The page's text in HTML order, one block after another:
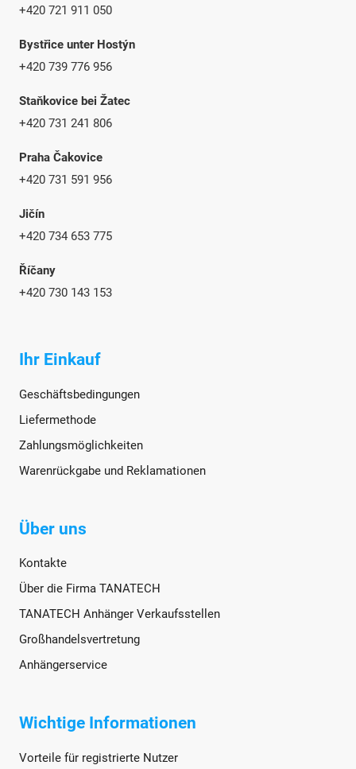
+420 721 911 050
Bystřice unter Hostýn
+420 739 776 956
Staňkovice bei Žatec
+420 731 241 806
Praha Čakovice
+420 731 591 956
Jičín
+420 734 653 775
Říčany
+420 730 143 153
Ihr Einkauf
Geschäftsbedingungen
Liefermethode
Zahlungsmöglichkeiten
Warenrückgabe und Reklamationen
Über uns
Kontakte
Über die Firma TANATECH
TANATECH Anhänger Verkaufsstellen
Großhandelsvertretung
Anhängerservice
Wichtige Informationen
Vorteile für registrierte Nutzer